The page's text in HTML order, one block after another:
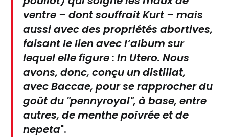
ventre – dont souffraitKurt – mais
aussi avec des propriétés abortives,
faisant le lien avec l’album sur
lequel elle figure : In Utero. Nous
avons, donc, conçu un distillat,
avecBaccae, pour se rapprocher du
goût du "pennyroyal", à base, entre
autres, de menthe poivrée et de
nepeta".